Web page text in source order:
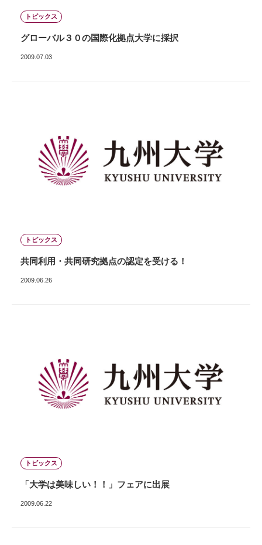
トピックス
グローバル３０の国際化拠点大学に採択
2009.07.03
トピックス
共同利用・共同研究拠点の認定を受ける！
2009.06.26
トピックス
「大学は美味しい！！」フェアに出展
2009.06.22